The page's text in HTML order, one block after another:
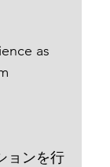
as
ョンを行